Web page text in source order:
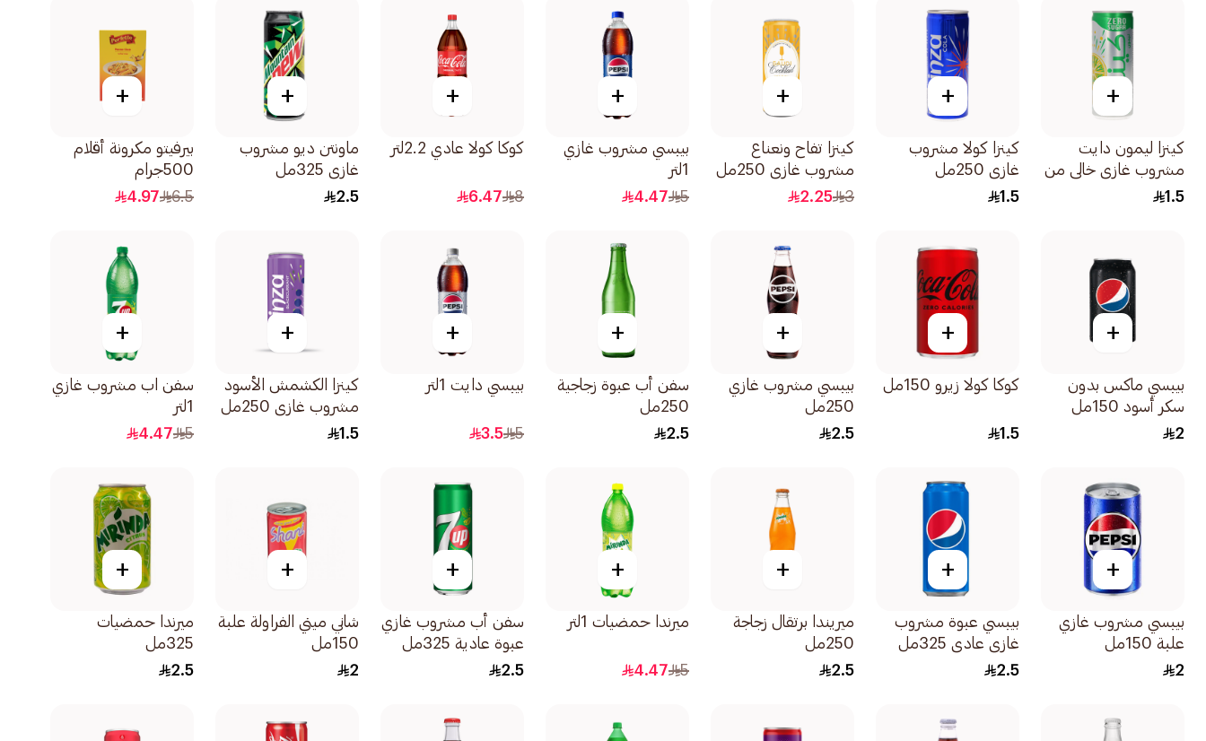
+
كينزا ليمون دايت
مشروب غازي خالي من
السكر 250مل
1.5
+
كينزا كولا مشروب
غازي 250مل
1.5
+
كينزا تفاح ونعناع
مشروب غازي 250مل
3
2.25
+
بيبسي مشروب غازي
1لتر
5
4.47
+
كوكا كولا عادي 2.2لتر
8
6.47
+
ماونتن ديو مشروب
غازي 325مل
2.5
+
بيرفيتو مكرونة أقلام
500جرام
6.5
4.97
+
بيبسي ماكس بدون
سكر أسود 150مل
2
+
كوكا كولا زيرو 150مل
1.5
+
بيبسي مشروب غازي
250مل
2.5
+
سفن أب عبوة زجاجية
250مل
2.5
+
بيبسي دايت 1لتر
5
3.5
+
كينزا الكشمش الأسود
مشروب غازي 250مل
1.5
+
سفن اب مشروب غازي
1لتر
5
4.47
+
بيبسي مشروب غازي
علبة 150مل
2
+
بيبسي عبوة مشروب
غازي عادي 325مل
2.5
+
ميريندا برتقال زجاجة
250مل
2.5
+
ميرندا حمضيات 1لتر
5
4.47
+
سفن أب مشروب غازي
عبوة عادية 325مل
2.5
+
شاني ميني الفراولة علبة
150مل
2
+
ميرندا حمضيات
325مل
2.5